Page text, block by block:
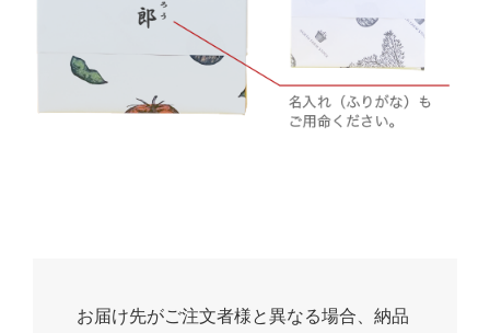
お届け先がご注文者様と異なる場合、納品